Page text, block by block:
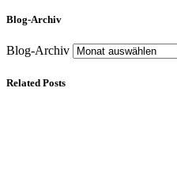
Blog-Archiv
Blog-Archiv
Related Posts